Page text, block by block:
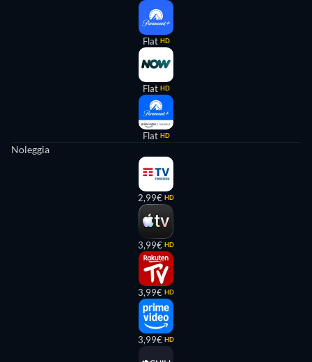
Flat HD
Flat HD
Flat HD
Noleggia
2,99€ HD
3,99€ HD
3,99€ HD
3,99€ HD